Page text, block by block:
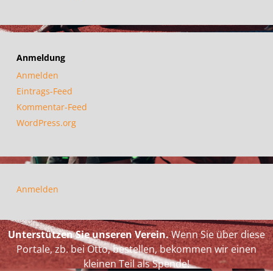
Anmeldung
Anmelden
Eintrags-Feed
Kommentar-Feed
WordPress.org
Anmelden
Unterstützen Sie unseren Verein.Wenn Sie über diese
Portale, zb. bei Otto, bestellen, bekommen wir einen
kleinen Teil als Spende!